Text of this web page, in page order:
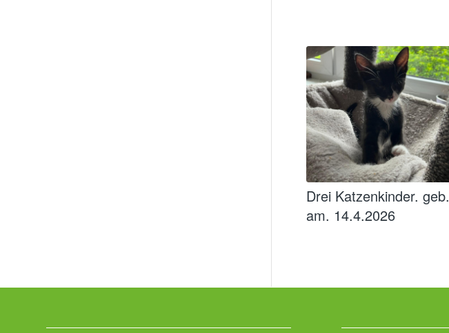
Drei Katzenkinder. geb.
am. 14.4.2026